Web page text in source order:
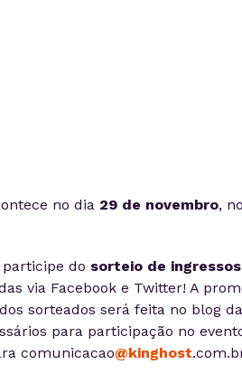
no dia 29 de novembro,
do sorteio de ingressos
via Facebook e Twitter! A
sorteados será feita no blog
para participação no
comunicacao@kinghost